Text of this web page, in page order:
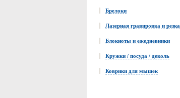
Брелоки
Лазерная гравировка и резка
Блокноты и ежедневники
Кружки / посуда / деколь
Коврики для мышек